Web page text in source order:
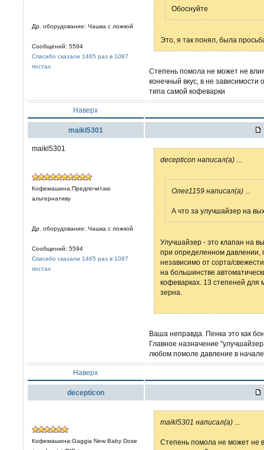
Др. оборудование: Чашка с ложкой
Сообщений: 5594
Спасибо сказали 1465 раз в 1087
постах
Обоснуйте
Это, я так понял, была
Степень помола не может не
конечный вкус, в не зависимости
типа самой кофеварки
Наверх
maikl5301
maikl5301
Кофемашина:Предпочитаю
альтернативу
Др. оборудование: Чашка с ложкой
Сообщений: 5594
Спасибо сказали 1465 раз в 1087
постах
decepticon написал(а)
Олег1159 написал(а)
А что за улучшайзер на
Улучшайзер - это клапан на
при определенном давлении,
независимо от сорта/
на большинстве
кофеварках. 13 степеней для
зерна.
Ваша неправда. Пенка это как
Главное назначение
любом помоле давление в
Наверх
decepticon
Кофемашина:Gaggia New Baby Dose
maikl5301 написал(а)
Степень помола не может не